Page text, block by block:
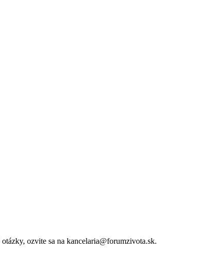
ozvite sa na kancelaria@forumzivota.sk.